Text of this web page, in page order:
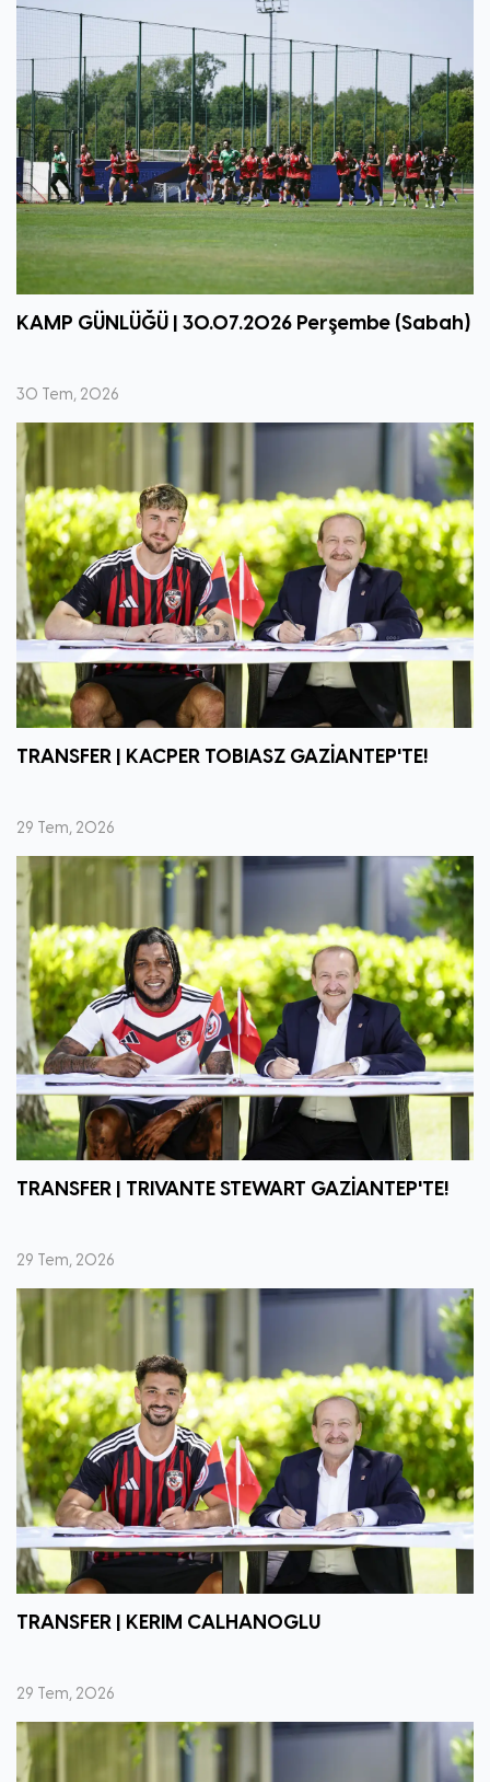
KAMP GÜNLÜĞÜ | 30.07.2026 Perşembe (Sabah)
30 Tem, 2026
TRANSFER | KACPER TOBIASZ GAZİANTEP'TE!
29 Tem, 2026
TRANSFER | TRIVANTE STEWART GAZİANTEP'TE!
29 Tem, 2026
TRANSFER | KERIM CALHANOGLU
29 Tem, 2026